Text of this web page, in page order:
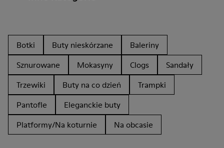
Botki Buty nieskórzane
Baleriny
Sznurowane
Mokasyny Clogs
Sandały
Trzewiki
Buty na co dzień
Trampki
Pantofle
Eleganckie buty
Platformy/Na koturnie
Na obcasie